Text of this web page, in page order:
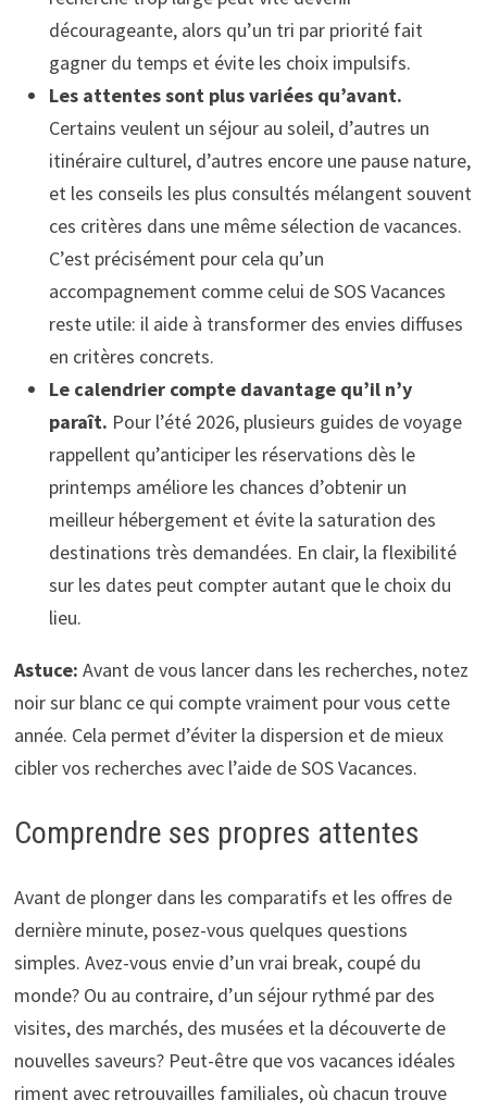
décourageante, alors qu’un tri par priorité fait
gagner du temps et évite les choix impulsifs.
Les attentes sont plus variées qu’avant.
Certains veulent un séjour au soleil, d’autres un
itinéraire culturel, d’autres encore une pause nature,
et les conseils les plus consultés mélangent souvent
ces critères dans une même sélection de vacances.
C’est précisément pour cela qu’un
accompagnement comme celui de SOS Vacances
reste utile: il aide à transformer des envies diffuses
en critères concrets.
Le calendrier compte davantage qu’il n’y
paraît. Pour l’été 2026, plusieurs guides de voyage
rappellent qu’anticiper les réservations dès le
printemps améliore les chances d’obtenir un
meilleur hébergement et évite la saturation des
destinations très demandées. En clair, la flexibilité
sur les dates peut compter autant que le choix du
lieu.
Astuce: Avant de vous lancer dans les recherches, notez
noir sur blanc ce qui compte vraiment pour vous cette
année. Cela permet d’éviter la dispersion et de mieux
cibler vos recherches avec l’aide de SOS Vacances.
Comprendre ses propres attentes
Avant de plonger dans les comparatifs et les offres de
dernière minute, posez-vous quelques questions
simples. Avez-vous envie d’un vrai break, coupé du
monde? Ou au contraire, d’un séjour rythmé par des
visites, des marchés, des musées et la découverte de
nouvelles saveurs? Peut-être que vos vacances idéales
riment avec retrouvailles familiales, où chacun trouve